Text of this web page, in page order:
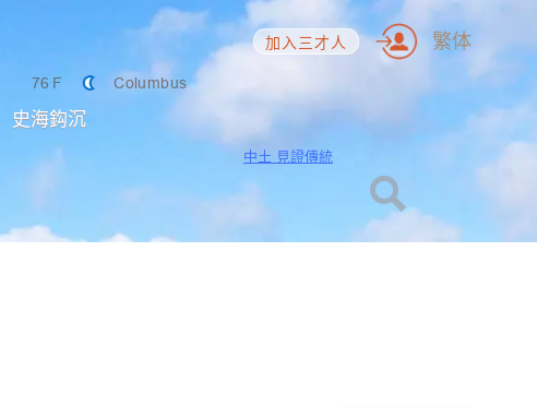
76 F Columbus
史海鈎沉
加入三才人 繁体
中土 見證傳統